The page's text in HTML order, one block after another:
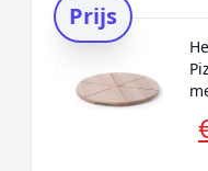
Prijs